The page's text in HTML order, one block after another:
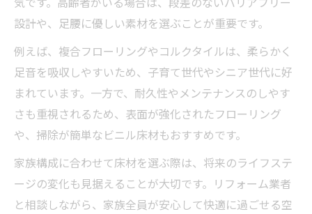
設計や、足腰に優しい素材を選ぶことが重要です。
例えば、複合フローリングやコルクタイルは、柔らかく
足音を吸収しやすいため、子育て世代やシニア世代に好
まれています。一方で、耐久性やメンテナンスのしやす
さも重視されるため、表面が強化されたフローリング
や、掃除が簡単なビニル床材もおすすめです。
家族構成に合わせて床材を選ぶ際は、将来のライフステ
ージの変化も見据えることが大切です。リフォーム業者
と相談しながら、家族全員が安心して快適に過ごせる空